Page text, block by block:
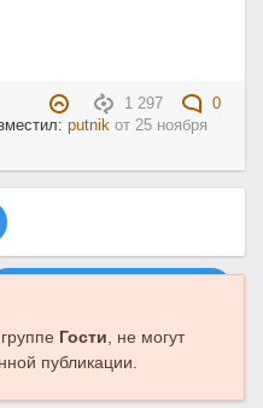
1 297
0
putnik от25 ноября
Гости, не могут
публикации.